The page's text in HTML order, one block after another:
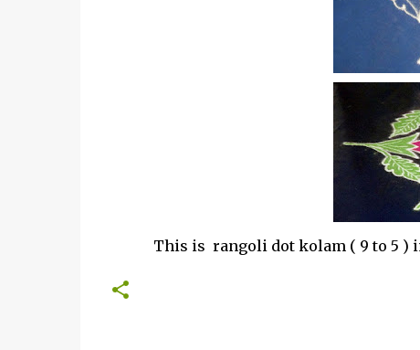
This is rangoli dot kolam ( 9 to 5 )